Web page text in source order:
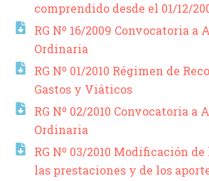
comprendido desde el 01/12/
RG Nº 16/2009 Convocatoria a
Ordinaria
RG Nº 01/2010 Régimen de
Gastos y Viáticos
RG Nº 02/2010 Convocatoria a
Ordinaria
RG Nº 03/2010 Modificación de
las prestaciones y de los